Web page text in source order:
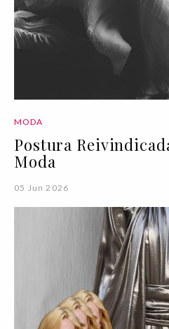
MODA
Postura
Moda
05 Jun 2026